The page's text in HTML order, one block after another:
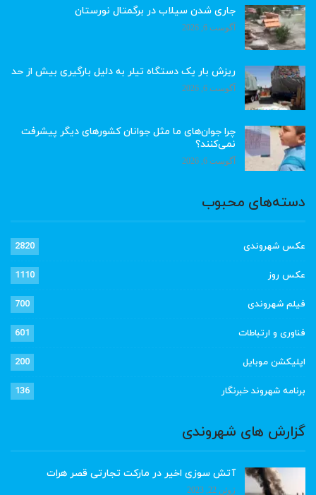
جاری شدن سیلاب در برگمتال نورستان
آگوست 6, 2026
ریزش بار یک دستگاه تیلر به دلیل بارگیری بیش از حد
آگوست 6, 2026
چرا جوان‌های ما مثل جوانان کشورهای دیگر پیشرفت
نمی‌کنند؟
آگوست 6, 2026
دسته‌های محبوب
عکس شهروندی 2820
عکس روز 1110
فیلم شهروندی 700
فناوری و ارتباطات 601
اپلیکشن موبایل 200
برنامه شهروند خبرنگار 136
گزارش های شهروندی
آتش سوزی اخیر در مارکت تجارتی قصر هرات
ژوئن 22, 2023